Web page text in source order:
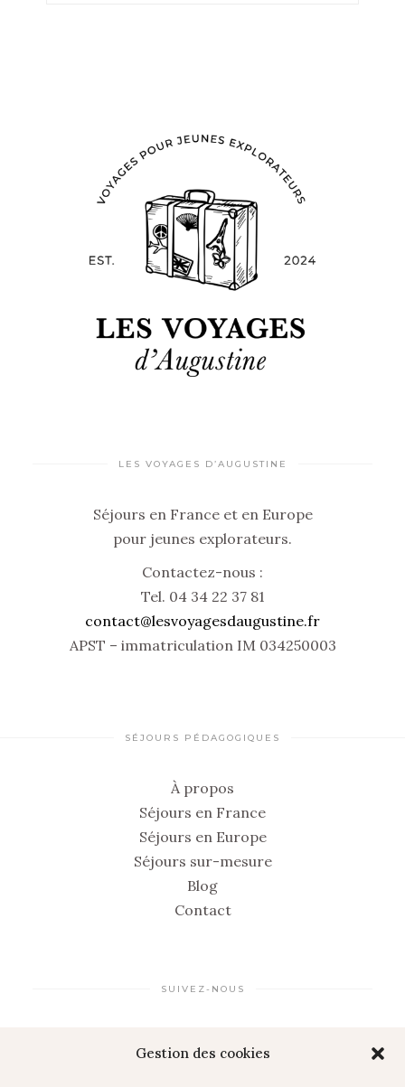
Gestion des cookies
LES VOYAGES D’AUGUSTINE
Séjours en France et en Europe
pour jeunes explorateurs.
Contactez-nous :
Tel. 04 34 22 37 81
contact@lesvoyagesdaugustine.fr
APST – immatriculation IM 034250003
SÉJOURS PÉDAGOGIQUES
À propos
Séjours en France
Séjours en Europe
Séjours sur-mesure
Blog
Contact
SUIVEZ-NOUS